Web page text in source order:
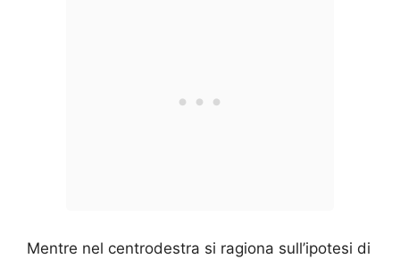
Mentre nel centrodestra si ragiona sull’ipotesi di